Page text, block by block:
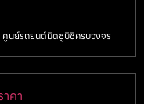
ศูนย์รถยนต์มิตซูบิชิครบวงจร